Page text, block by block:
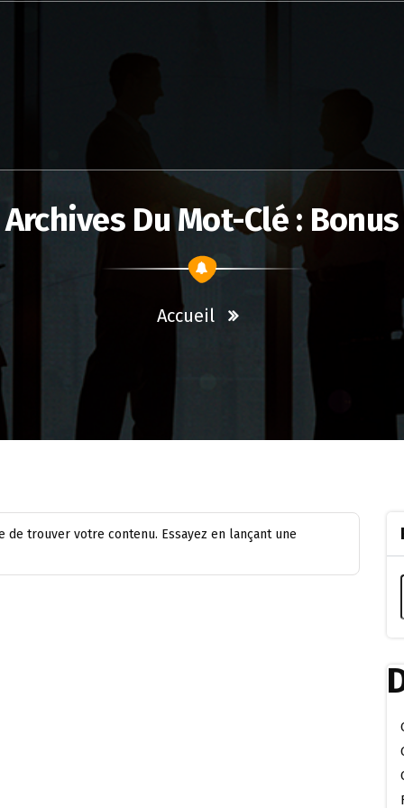
Archives Du Mot-Clé : Bonus
Accueil
trouver votre contenu. Essayez en lançant une